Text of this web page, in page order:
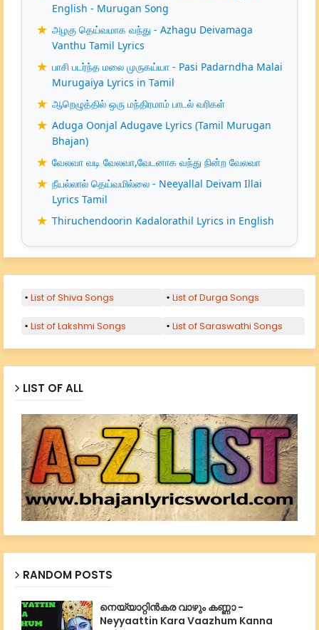
English - Murugan Song
அழகு தெய்வமாக வந்து - Azhagu Deivamaga
Vanthu Tamil Lyrics
பாசி படர்ந்த மலை முருகய்யா - Pasi Padarndha Malai
Murugaiya Lyrics in Tamil
ஆறெழுத்தில் ஒரு மந்திரமாம் பாடல் வரிகள்
Aduga Oonjal Adugave Lyrics (Tamil Murugan
Bhajan)
வேலவா வடி வேலவா,வேடனாக வந்து நின்ற வேலவா
நீயல்லால் தெய்வமில்லை - Neeyallal Deivam Illai
Lyrics Tamil
Thiruchendoorin Kadalorathil Lyrics in English
List of Shiva Songs List of Durga Songs
List of Lakshmi Songs List of Saraswathi Songs
LIST OF ALL
RANDOM POSTS
നെയ്യാറ്റിൻകര വാഴും കണ്ണാ -
Neyyaattin Kara Vaazhum Kanna